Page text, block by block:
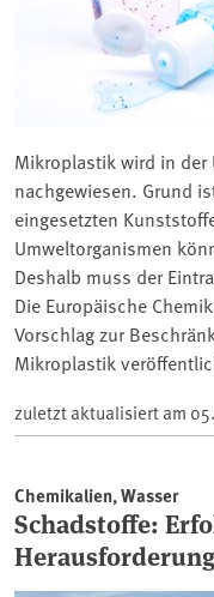
Mikroplastik wird in der
nachgewiesen. Grund
eingesetzten
Umweltorganismen
Deshalb muss der
Die Europäische
Vorschlag zur
Mikroplastik
zuletzt aktualisiert am
Chemikalien, Wasser
Schadstoffe: